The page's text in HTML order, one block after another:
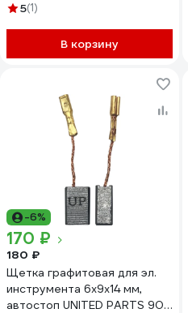
5(1)
В корзину
-6%
170 ₽
180 ₽
Щетка графитовая для эл.
инструмента 6x9х14 мм,
автостоп UNITED PARTS 90-